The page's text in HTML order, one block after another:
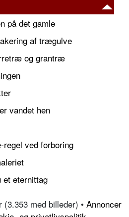
på det gamle
af trægulve
og grantræ
vandet hen
ved forboring
et eternittag
med billeder) • Annoncer